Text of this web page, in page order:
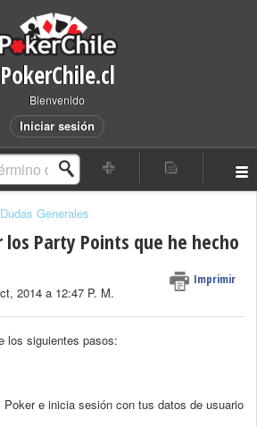
PokerChile.cl
Bienvenido
Iniciar sesión
Dudas Generales
los Party Points que he hecho
Imprimir
2014 a 12:47 P. M.
los siguientes pasos:
e inicia sesión con tus datos de usuario